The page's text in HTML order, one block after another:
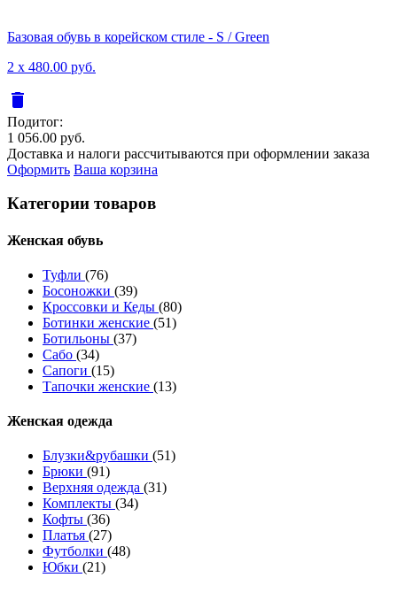
Базовая обувь в корейском стиле - S / Green
2 x 480.00 руб.
delete
Подитог:
1 056.00 руб.
Доставка и налоги рассчитываются при оформлении заказа
Оформить Ваша корзина
Категории товаров
Женcкая обувь
Туфли (76)
Босоножки (39)
Кроссовки и Кеды (80)
Ботинки женские (51)
Ботильоны (37)
Сабо (34)
Сапоги (15)
Тапочки женские (13)
Женская одежда
Блузки&рубашки (51)
Брюки (91)
Верхняя одежда (31)
Комплекты (34)
Кофты (36)
Платья (27)
Футболки (48)
Юбки (21)